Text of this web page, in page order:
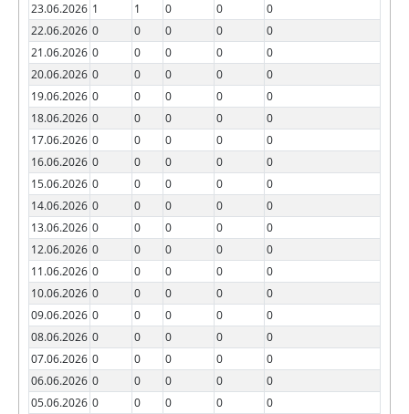
23.06.2026 1 1 0 0
0
22.06.2026 0 0 0 0
0
21.06.2026 0 0 0 0
0
20.06.2026 0 0 0 0
0
19.06.2026 0 0 0 0
0
18.06.2026 0 0 0 0
0
17.06.2026 0 0 0 0
0
16.06.2026 0 0 0 0
0
15.06.2026 0 0 0 0
0
14.06.2026 0 0 0 0
0
13.06.2026 0 0 0 0
0
12.06.2026 0 0 0 0
0
11.06.2026 0 0 0 0
0
10.06.2026 0 0 0 0
0
09.06.2026 0 0 0 0
0
08.06.2026 0 0 0 0
0
07.06.2026 0 0 0 0
0
06.06.2026 0 0 0 0
0
05.06.2026 0 0 0 0
0